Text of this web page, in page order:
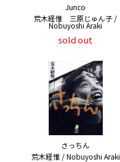
Junco
荒木経惟 三原じゅん子 /
Nobuyoshi Araki
sold out
さっちん
荒木経惟 / Nobuyoshi Araki